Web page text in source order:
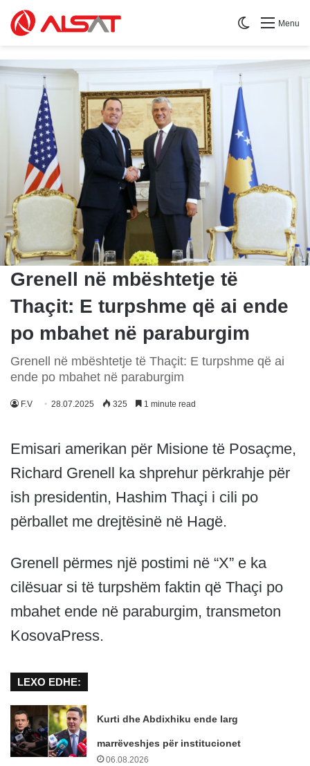
Menu
Switch skin
Grenell në mbështetje të
Thaçit: E turpshme që ai ende
po mbahet në paraburgim
Grenell në mbështetje të Thaçit: E turpshme që ai
ende po mbahet në paraburgim
F.V 28.07.2025 325 1 minute read
Emisari amerikan për Misione të Posaçme,
Richard Grenell ka shprehur përkrahje për
ish presidentin, Hashim Thaçi i cili po
përballet me drejtësinë në Hagë.
Grenell përmes një postimi në “X” e ka
cilësuar si të turpshëm faktin që Thaçi po
mbahet ende në paraburgim, transmeton
KosovaPress.
LEXO EDHE:
Kurti dhe Abdixhiku ende larg
marrëveshjes për institucionet
06.08.2026